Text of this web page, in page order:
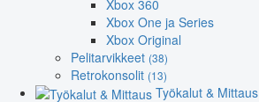
Xbox 360
Xbox One ja Series
Xbox Original
Pelitarvikkeet (38)
Retrokonsolit (13)
Työkalut & Mittaus